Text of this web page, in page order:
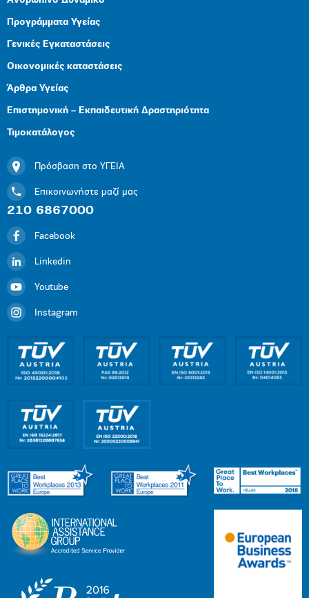
Προγράμματα Υγείας
Γενικές Εγκαταστάσεις
Οικονομικές καταστάσεις
Άρθρα Υγείας
Επιστημονική – Εκπαιδευτική Δραστηριότητα
Τιμοκατάλογος
Πρόσβαση στο ΥΓΕΙΑ
Επικοινωνήστε μαζί μας
210 6867000
Facebook
Linkedin
Youtube
Instagram